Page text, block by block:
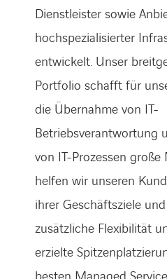
Dienstleister sowie
hochspezialisierter
entwickelt. Unser
Portfolio schafft für
die Übernahme von IT-
Betriebsverantwortung
von IT-Prozessen große
helfen wir unseren
ihrer Geschäftsziele
zusätzliche Flexibilität
erzielte